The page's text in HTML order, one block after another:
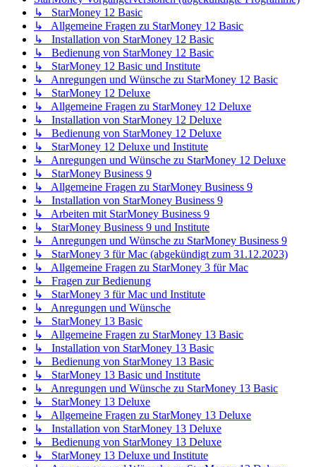
↳ StarMoney 12 Basic
↳ Allgemeine Fragen zu StarMoney 12 Basic
↳ Installation von StarMoney 12 Basic
↳ Bedienung von StarMoney 12 Basic
↳ StarMoney 12 Basic und Institute
↳ Anregungen und Wünsche zu StarMoney 12 Basic
↳ StarMoney 12 Deluxe
↳ Allgemeine Fragen zu StarMoney 12 Deluxe
↳ Installation von StarMoney 12 Deluxe
↳ Bedienung von StarMoney 12 Deluxe
↳ StarMoney 12 Deluxe und Institute
↳ Anregungen und Wünsche zu StarMoney 12 Deluxe
↳ StarMoney Business 9
↳ Allgemeine Fragen zu StarMoney Business 9
↳ Installation von StarMoney Business 9
↳ Arbeiten mit StarMoney Business 9
↳ StarMoney Business 9 und Institute
↳ Anregungen und Wünsche zu StarMoney Business 9
↳ StarMoney 3 für Mac (abgekündigt zum 31.12.2023)
↳ Allgemeine Fragen zu StarMoney 3 für Mac
↳ Fragen zur Bedienung
↳ StarMoney 3 für Mac und Institute
↳ Anregungen und Wünsche
↳ StarMoney 13 Basic
↳ Allgemeine Fragen zu StarMoney 13 Basic
↳ Installation von StarMoney 13 Basic
↳ Bedienung von StarMoney 13 Basic
↳ StarMoney 13 Basic und Institute
↳ Anregungen und Wünsche zu StarMoney 13 Basic
↳ StarMoney 13 Deluxe
↳ Allgemeine Fragen zu StarMoney 13 Deluxe
↳ Installation von StarMoney 13 Deluxe
↳ Bedienung von StarMoney 13 Deluxe
↳ StarMoney 13 Deluxe und Institute